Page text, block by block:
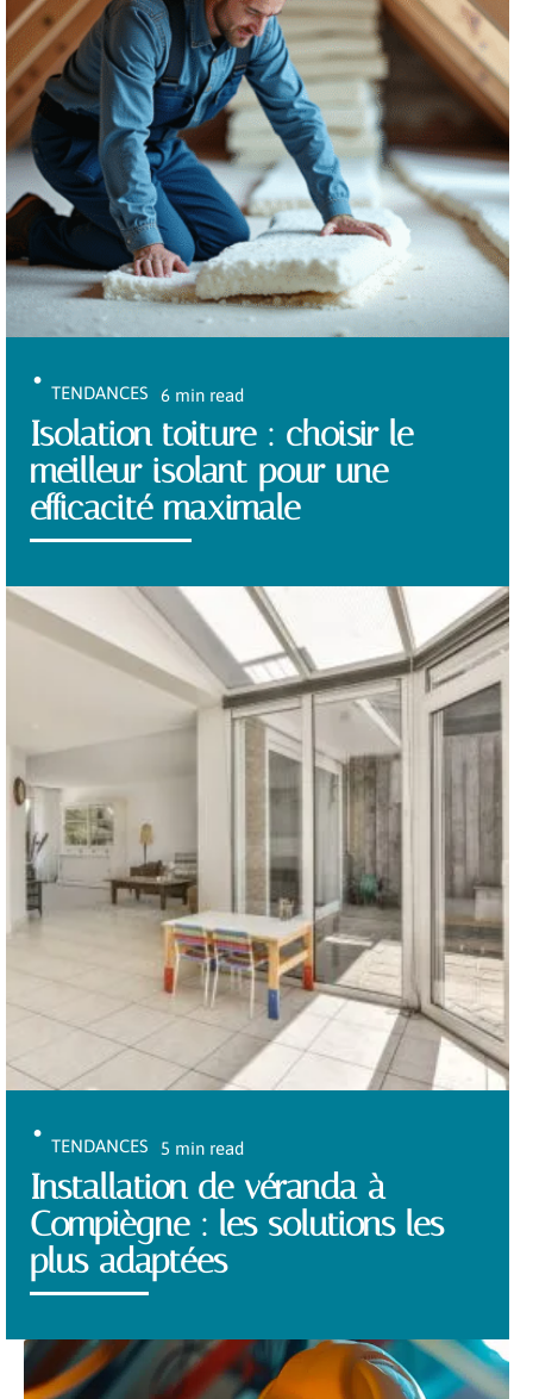
TENDANCES 6 min read
Isolation toiture : choisir le
meilleur isolant pour une
efficacité maximale
TENDANCES 5 min read
Installation de véranda à
Compiègne : les solutions les
plus adaptées